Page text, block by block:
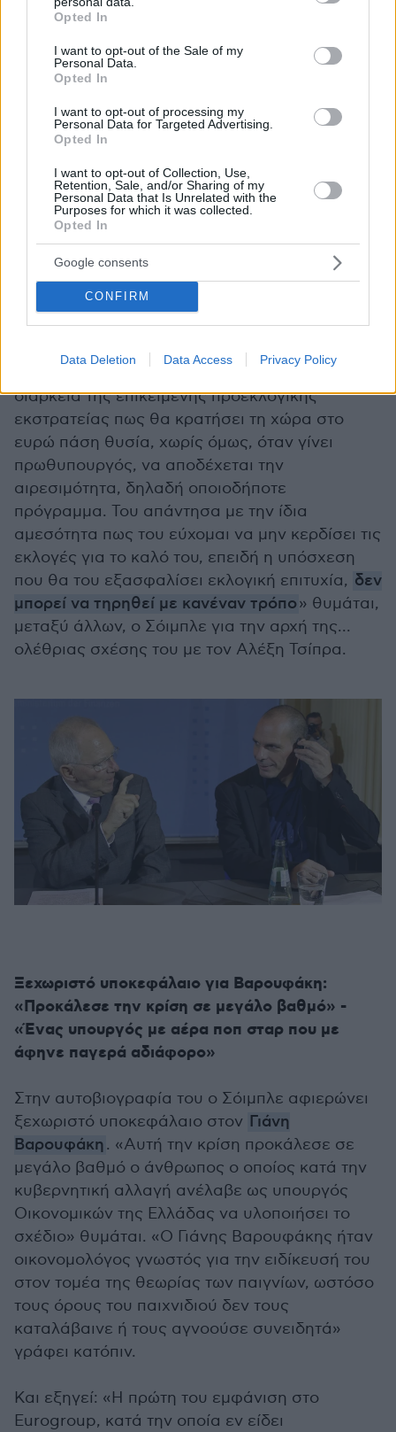
grant or deny consent to Google and its third-party tags to
use your data for below specified purposes in below Google
consent section.
Opted In
I want to opt-out of the Sale of my
Personal Data.
Opted In
I want to opt-out of processing my
Personal Data for Targeted Advertising.
Opted In
I want to opt-out of Collection, Use,
Retention, Sale, and/or Sharing of my
Personal Data that Is Unrelated with the
Purposes for which it was collected.
Opted In
Google consents
CONFIRM
Data Deletion Data Access Privacy Policy
Η γνωριμία με τον Τσίπρα: «Του ευχήθηκα να
μην κερδίσει τις εκλογές για το καλό του»
ως ηγέτη της αντιπολίτευσης. Με ενδιέφερε
αυτός ο άνθρωπος ενός ανερχόμενου
κινήματος που έπνεε τα μένεα κατά της
ευρωπαϊκής πολιτικής. Πώς πίστευε ότι
μπορούσε να επιλύσει την κρίση; Αν και ουδείς
ήθελε να τον υποδεχθεί εκείνη την εποχή στο
Βερολίνο, εγώ τον κάλεσα στο υπουργείο
Οικονομικών για να ανταλλάξουμε απόψεις. Σε
μια συνομιλία που διήρκεσε μία ώρα,
επιχείρησε να μου αναλύσει πως η πολιτική
λιτότητας ήταν λάθος, μου εξήγησε με
αφοπλιστική αμεσότητα ότι θα υποσχεθεί στη
διάρκεια της επικείμενης προεκλογικής
εκστρατείας πως θα κρατήσει τη χώρα στο
ευρώ πάση θυσία, χωρίς όμως, όταν γίνει
πρωθυπουργός, να αποδέχεται την
αιρεσιμότητα, δηλαδή οποιοδήποτε
πρόγραμμα. Του απάντησα με την ίδια
αμεσότητα πως του εύχομαι να μην κερδίσει τις
εκλογές για το καλό του, επειδή η υπόσχεση
που θα του εξασφαλίσει εκλογική επιτυχία, δεν
μπορεί να τηρηθεί με κανέναν τρόπο» θυμάται,
μεταξύ άλλων, ο Σόιμπλε για την αρχή της...
ολέθριας σχέσης του με τον Αλέξη Τσίπρα.
Ξεχωριστό υποκεφάλαιο για Βαρουφάκη:
«Προκάλεσε την κρίση σε μεγάλο βαθμό» -
«Ένας υπουργός με αέρα ποπ σταρ που με
άφηνε παγερά αδιάφορο»
Στην αυτοβιογραφία του ο Σόιμπλε αφιερώνει
ξεχωριστό υποκεφάλαιο στον Γιάνη
Βαρουφάκη. «Αυτή την κρίση προκάλεσε σε
μεγάλο βαθμό ο άνθρωπος ο οποίος κατά την
κυβερνητική αλλαγή ανέλαβε ως υπουργός
Οικονομικών της Ελλάδας να υλοποιήσει το
σχέδιο» θυμάται. «Ο Γιάνης Βαρουφάκης ήταν
οικονομολόγος γνωστός για την ειδίκευσή του
στον τομέα της θεωρίας των παιγνίων, ωστόσο
τους όρους του παιχνιδιού δεν τους
καταλάβαινε ή τους αγνοούσε συνειδητά»
γράφει κατόπιν.
Και εξηγεί: «Η πρώτη του εμφάνιση στο
Eurogroup, κατά την οποία εν είδει